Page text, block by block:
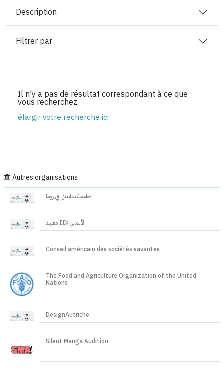
Description
Filtrer par
Il n'y a pas de résultat correspondant à ce que
vous recherchez.
élargir votre recherche ici
Autres organisations
جامعة سابينزا في روما
معهد IIk الألماني
Conseil américain des sociétés savantes
The Food and Agriculture Organization of the United
Nations
DesignAutriche
Silent Manga Audition